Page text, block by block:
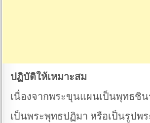
ปฏิบัติให้เหมาะสม
เนื่องจากพระขุนแผนเป็นพุทธชิน
เป็นพระพุทธปฏิมา หรือเป็นรูปพร